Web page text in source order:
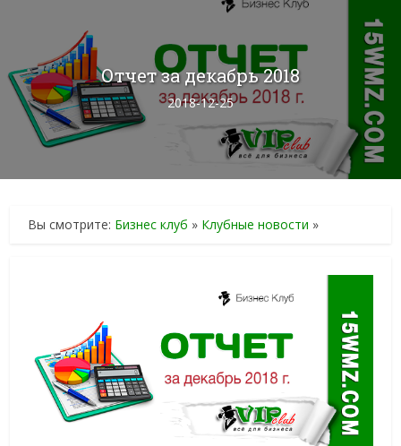
Отчет за декабрь 2018
2018-12-25
Вы смотрите: Бизнес клуб » Клубные новости »